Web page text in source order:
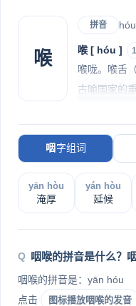
喉
拼音 hóu
喉 [ hóu ]
喉咙。喉舌
古喻国家的
咽 字组词
yān hòu
淹厚
yán hòu
延候
咽喉的拼音是什么？
咽喉的拼音是：yān hóu
点击
图标播放咽喉的发音